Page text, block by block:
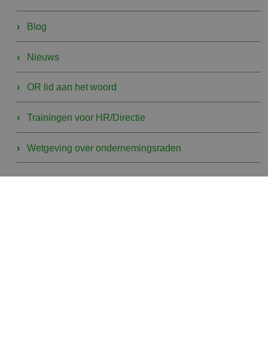
Blog
Nieuws
OR lid aan het woord
Trainingen voor HR/Directie
Wetgeving over ondernemingsraden